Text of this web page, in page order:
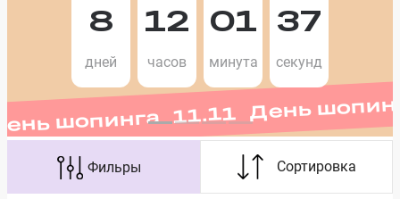
Бачки для
унитазов
Сиденья для
унитазов
Смесители для
встраиваемых
Зеркало-шкаф
Полки в ванную
комнату
Комоды в
ванную комнату
шопинга 11.11 День
8
дней
12
часов
01
минута
37
секунд